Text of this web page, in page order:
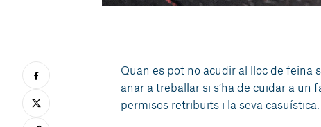
Quan es pot no acudir al lloc de feina
anar a treballar si s’ha de cuidar a
permisos retribuïts i la seva casuística.